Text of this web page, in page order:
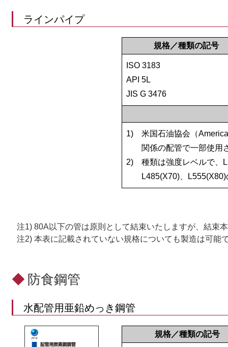
ラインパイプ
規格／種類の記号
ISO 3183
API 5L
JIS G 3476
1)
米国石油協会（
関係の配管で一部使用
2)
種類は強度レベルで、
L485(X70)、
注1)80A以下の管は原則として結束いたしますが、結束
注2)本表に記載されていない規格についても製造は可能
◆ 防食鋼管
水配管用亜鉛めっき鋼管
規格／種類の記号